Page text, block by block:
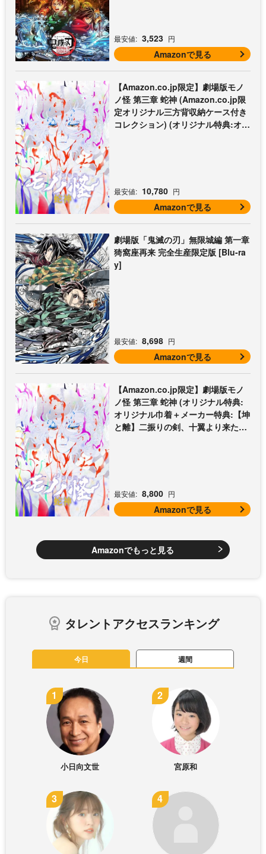
最安値: 3,523 円
Amazonで見る
【Amazon.co.jp限定】劇場版モノ
ノ怪 第三章 蛇神 (Amazon.co.jp限
定オリジナル三方背収納ケース付き
コレクション) (オリジナル特典:オリ
最安値: 10,780 円
Amazonで見る
劇場版「鬼滅の刃」無限城編 第一章
猗窩座再来 完全生産限定版 [Blu-ra
y]
最安値: 8,698 円
Amazonで見る
【Amazon.co.jp限定】劇場版モノ
ノ怪 第三章 蛇神 (オリジナル特典:
オリジナル巾着＋メーカー特典:【坤
と離】二振りの剣、十翼より来た
最安値: 8,800 円
Amazonで見る
Amazonでもっと見る
タレントアクセスランキング
今日 週間
小日向文世 宮原和